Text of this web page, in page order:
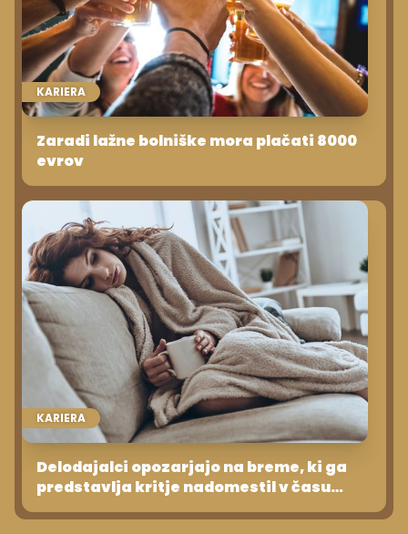
KARIERA
Zaradi lažne bolniške mora plačati 8000
evrov
KARIERA
Delodajalci opozarjajo na breme, ki ga
predstavlja kritje nadomestil v času
bolniškega staleža delavca